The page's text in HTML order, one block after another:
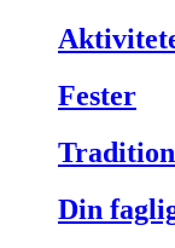
Fester
Din